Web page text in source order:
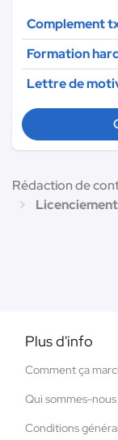
Complement
Formation
Lettre de
Rédaction de
Plus d'info
Comment ça
Qui sommes-nous
Conditions